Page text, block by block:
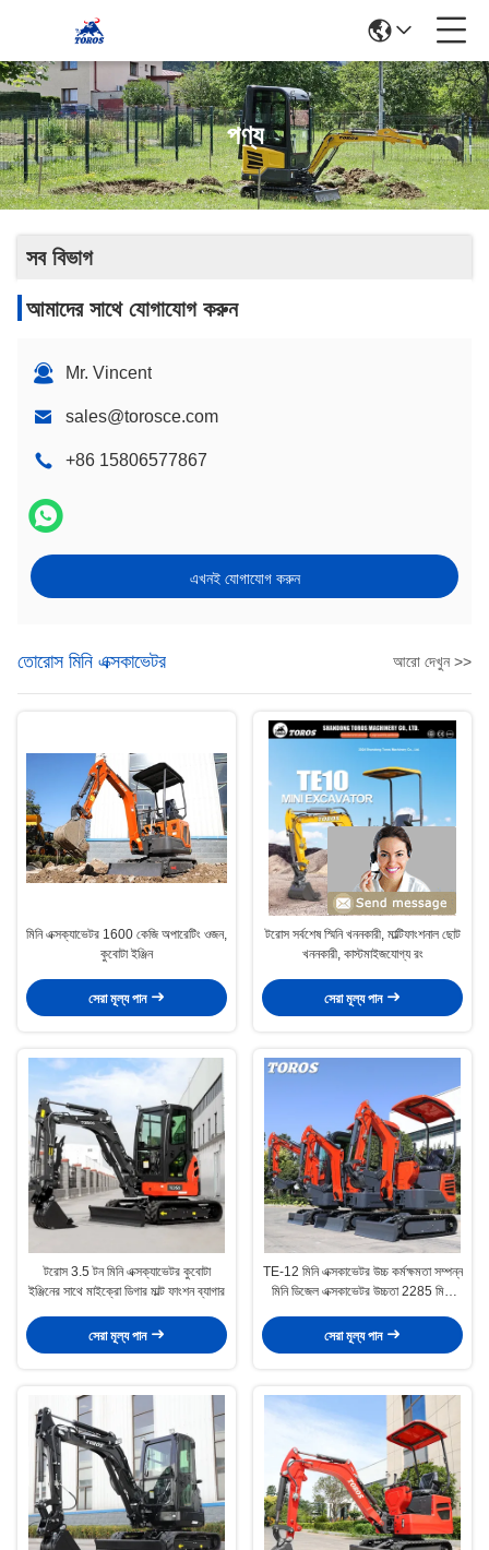
পণ্য
সব বিভাগ
আমাদের সাথে যোগাযোগ করুন
Mr. Vincent
sales@torosce.com
+86 15806577867
এখনই যোগাযোগ করুন
তোরোস মিনি এক্সকাভেটর আরো দেখুন >>
মিনি এক্সক্যাভেটর 1600 কেজি অপারেটিং ওজন,
কুবোটা ইঞ্জিন
সেরা মূল্য পান
টরোস সর্বশেষ স্মিনি খননকারী, মাল্টিফাংশনাল ছোট
খননকারী, কাস্টমাইজযোগ্য রং
সেরা মূল্য পান
টরোস 3.5 টন মিনি এক্সক্যাভেটর কুবোটা
ইঞ্জিনের সাথে মাইক্রো ডিগার মাল্ট ফাংশন ব্যাগার
সেরা মূল্য পান
TE-12 মিনি এক্সকাভেটর উচ্চ কর্মক্ষমতা সম্পন্ন
মিনি ডিজেল এক্সকাভেটর উচ্চতা 2285 মিমি
সেরা মূল্য পান